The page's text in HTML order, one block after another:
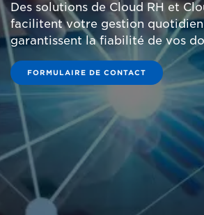
Des solutions de Cloud RH et
facilitent votre gestion
garantissent la fiabilité de vos
FORMULAIRE DE CONTACT